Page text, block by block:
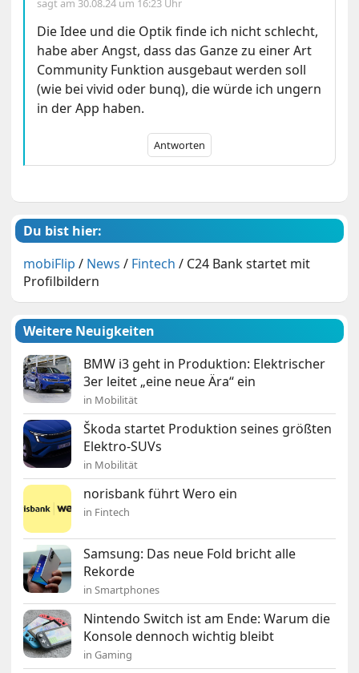
Die Idee und die Optik finde ich nicht schlecht,
habe aber Angst, dass das Ganze zu einer Art
Community Funktion ausgebaut werden soll
(wie bei vivid oder bunq), die würde ich ungern
in der App haben.
Antworten
Du bist hier:
mobiFlip / News / Fintech / C24 Bank startet mit
Profilbildern
Weitere Neuigkeiten
BMW i3 geht in Produktion: Elektrischer
3er leitet „eine neue Ära“ ein
in Mobilität
Škoda startet Produktion seines größten
Elektro-SUVs
in Mobilität
norisbank führt Wero ein
in Fintech
Samsung: Das neue Fold bricht alle
Rekorde
in Smartphones
Nintendo Switch ist am Ende: Warum die
Konsole dennoch wichtig bleibt
in Gaming